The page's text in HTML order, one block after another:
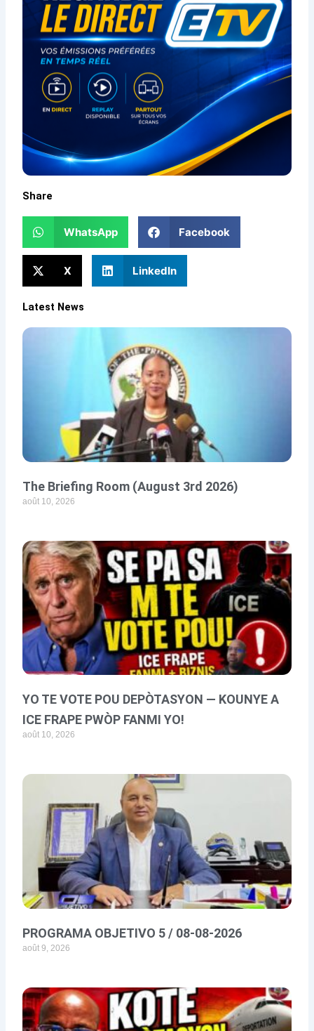
Share
WhatsApp Facebook
X LinkedIn
Latest News
The Briefing Room (August 3rd 2026)
août 10, 2026
YO TE VOTE POU DEPÒTASYON — KOUNYE A
ICE FRAPE PWÒP FANMI YO!
août 10, 2026
PROGRAMA OBJETIVO 5 / 08-08-2026
août 9, 2026